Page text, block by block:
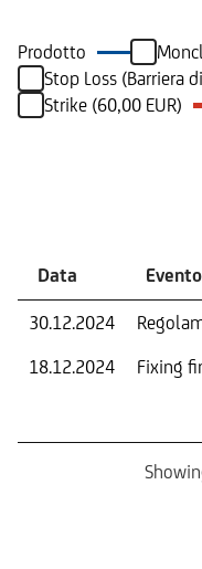
Prodotto
Stop Loss (Barriera
Strike (60,00 EUR)
Data Evento
30.12.2024
18.12.2024
Fixing